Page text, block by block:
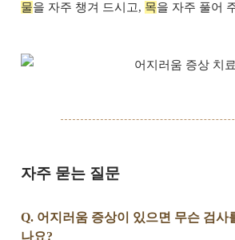
물을 자주 챙겨 드시고, 목을 자주 풀어
자주 묻는 질문
Q. 어지러움 증상이 있으면 무슨 검사
나요?